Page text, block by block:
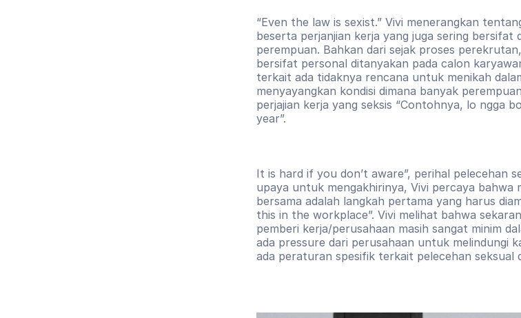
“Even the law is sexist.” Vivi menerangkan
beserta perjanjian kerja yang juga sering bersifat
perempuan. Bahkan dari sejak proses
bersifat personal ditanyakan pada calon
terkait ada tidaknya rencana untuk menikah
menyayangkan kondisi dimana banyak
perjajian kerja yang seksis “Contohnya, lo ngga
year”.
It is hard if you don’t aware”, perihal pelecehan
upaya untuk mengakhirinya, Vivi percaya bahwa
bersama adalah langkah pertama yang harus
this in the workplace”. Vivi melihat bahwa
pemberi kerja/perusahaan masih sangat minim
ada pressure dari perusahaan untuk melindungi
ada peraturan spesifik terkait pelecehan seksual